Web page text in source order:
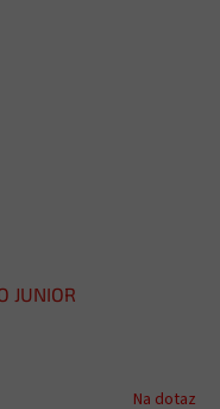
JUNIOR
Na dotaz